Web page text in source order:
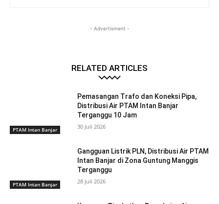
- Advertisment -
RELATED ARTICLES
PTAM Intan Banjar
Pemasangan Trafo dan Koneksi Pipa,
Distribusi Air PTAM Intan Banjar
Terganggu 10 Jam
30 Juli 2026
PTAM Intan Banjar
Gangguan Listrik PLN, Distribusi Air PTAM
Intan Banjar di Zona Guntung Manggis
Terganggu
28 Juli 2026